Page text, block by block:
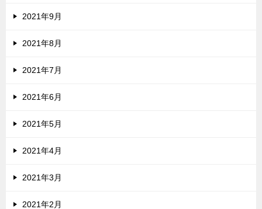
2021年9月
2021年8月
2021年7月
2021年6月
2021年5月
2021年4月
2021年3月
2021年2月